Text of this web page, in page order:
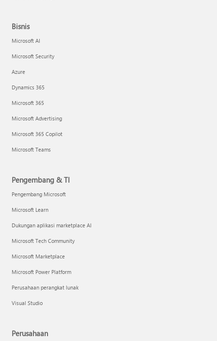
Bisnis
Microsoft AI
Microsoft Security
Azure
Dynamics 365
Microsoft 365
Microsoft Advertising
Microsoft 365 Copilot
Microsoft Teams
Pengembang & TI
Pengembang Microsoft
Microsoft Learn
Dukungan aplikasi marketplace AI
Microsoft Tech Community
Microsoft Marketplace
Microsoft Power Platform
Perusahaan perangkat lunak
Visual Studio
Perusahaan